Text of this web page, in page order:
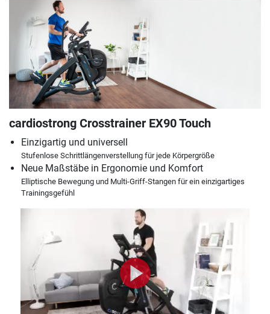
cardiostrong Crosstrainer EX90 Touch
Einzigartig und universell
Stufenlose Schrittlängenverstellung für jede Körpergröße
Neue Maßstäbe in Ergonomie und Komfort
Elliptische Bewegung und Multi-Griff-Stangen für ein einzigartiges
Trainingsgefühl